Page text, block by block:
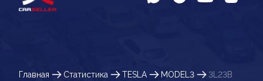
Главная Статистика TESLA MODEL3 3L23B